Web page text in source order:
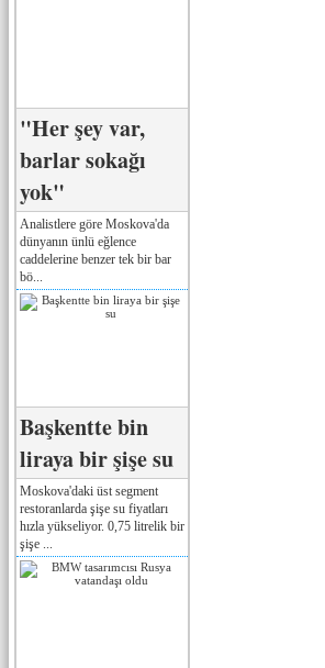
"Her şey var,
barlar sokağı
yok"
Analistlere göre Moskova'da
dünyanın ünlü eğlence
caddelerine benzer tek bir bar
bö...
Başkentte bin
liraya bir şişe su
Moskova'daki üst segment
restoranlarda şişe su fiyatları
hızla yükseliyor. 0,75 litrelik bir
şişe ...